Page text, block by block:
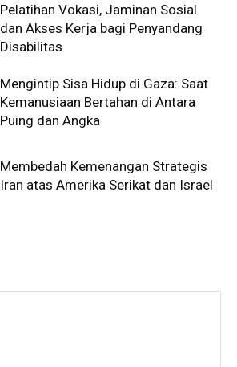
Pelatihan Vokasi, Jaminan Sosial
dan Akses Kerja bagi Penyandang
Disabilitas
Mengintip Sisa Hidup di Gaza: Saat
Kemanusiaan Bertahan di Antara
Puing dan Angka
Membedah Kemenangan Strategis
Iran atas Amerika Serikat dan Israel